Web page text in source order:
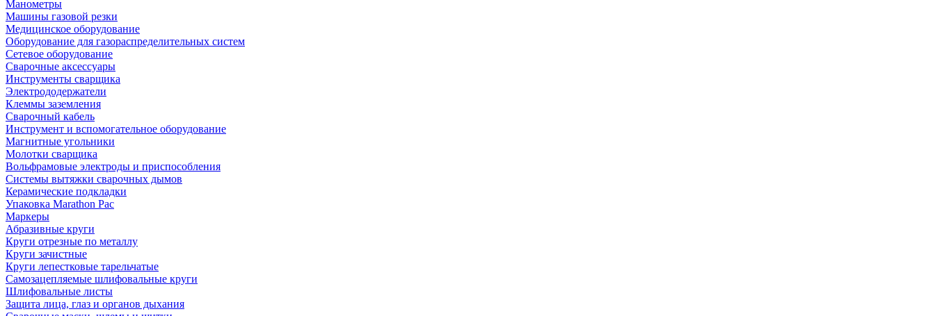
Манометры
Машины газовой резки
Медицинское оборудование
Оборудование для газораспределительных систем
Сетевое оборудование
Сварочные аксессуары
Инструменты сварщика
Электрододержатели
Клеммы заземления
Сварочный кабель
Инструмент и вспомогательное оборудование
Магнитные угольники
Молотки сварщика
Вольфрамовые электроды и приспособления
Системы вытяжки сварочных дымов
Керамические подкладки
Упаковка Marathon Pac
Маркеры
Абразивные круги
Круги отрезные по металлу
Круги зачистные
Круги лепестковые тарельчатые
Самозацепляемые шлифовальные круги
Шлифовальные листы
Защита лица, глаз и органов дыхания